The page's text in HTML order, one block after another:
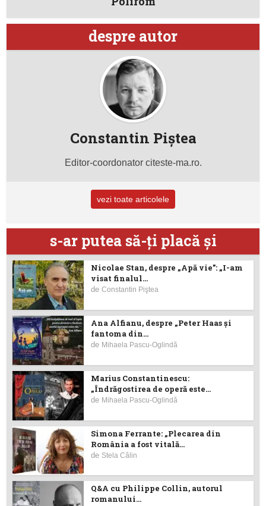
despre autor
Constantin Piştea
Editor-coordonator citeste-ma.ro.
vezi toate articolele
s-ar putea să-ţi placă şi
Nicolae Stan, despre „Apă vie”: „I-am
visat finalul...
deConstantin Piştea
Ana Alfianu, despre „Peter Haas și
fantoma din...
de Mihaela Pascu-Oglindă
Marius Constantinescu:
„Îndrăgostirea de operă este...
de Mihaela Pascu-Oglindă
Simona Ferrante: „Plecarea din
România a fost vitală...
de Stela Călin
Q&A cu Philippe Collin, autorul
romanului...